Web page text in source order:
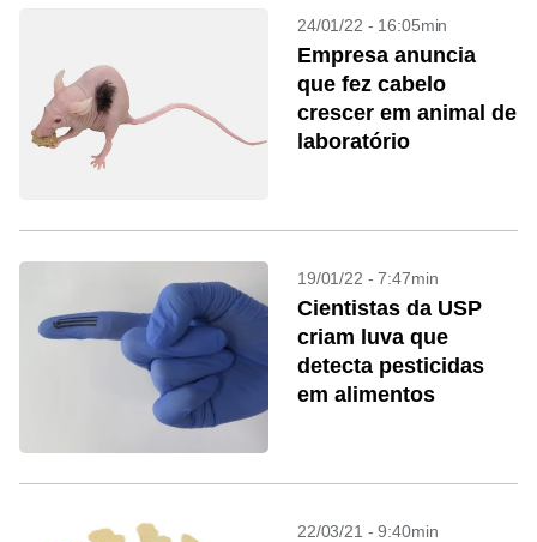
24/01/22 - 16:05min
Empresa anuncia
que fez cabelo
crescer em animal de
laboratório
19/01/22 - 7:47min
Cientistas da USP
criam luva que
detecta pesticidas
em alimentos
22/03/21 - 9:40min